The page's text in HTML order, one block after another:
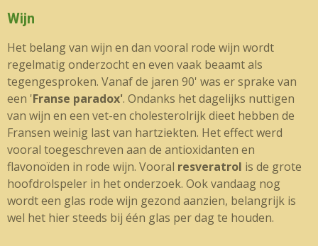
Wijn
Het belang van wijn en dan vooral rode wijn wordt
regelmatig onderzocht en even vaak beaamt als
tegengesproken. Vanaf de jaren 90' was er sprake van
een 'Franse paradox'. Ondanks het dagelijks nuttigen
van wijn en een vet-en cholesterolrijk dieet hebben de
Fransen weinig last van hartziekten. Het effect werd
vooral toegeschreven aan de antioxidanten en
flavonoïden in rode wijn. Vooral resveratrol is de grote
hoofdrolspeler in het onderzoek. Ook vandaag nog
wordt een glas rode wijn gezond aanzien, belangrijk is
wel het hier steeds bij één glas per dag te houden.